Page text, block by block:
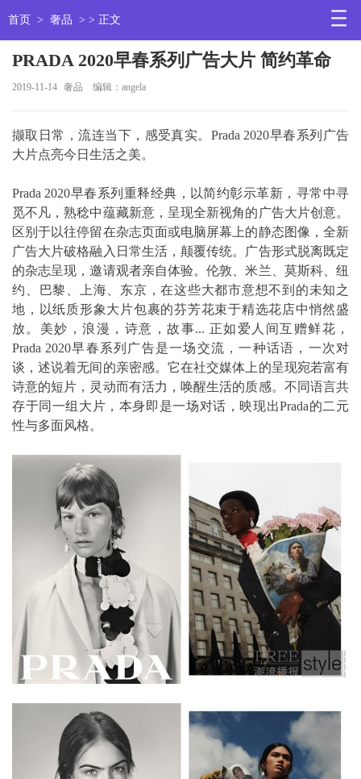
首页 > 奢品 > > 正文
PRADA 2020早春系列广告大片 简约革命
2019-11-14 奢品 编辑：angela
撷取日常，流连当下，感受真实。Prada 2020早春系列广告
大片点亮今日生活之美。
Prada 2020早春系列重释经典，以简约彰示革新，寻常中寻
觅不凡，熟稔中蕴藏新意，呈现全新视角的广告大片创意。
区别于以往停留在杂志页面或电脑屏幕上的静态图像，全新
广告大片破格融入日常生活，颠覆传统。广告形式脱离既定
的杂志呈现，邀请观者亲自体验。伦敦、米兰、莫斯科、纽
约、巴黎、上海、东京，在这些大都市意想不到的未知之
地，以纸质形象大片包裹的芬芳花束于精选花店中悄然盛
放。美妙，浪漫，诗意，故事... 正如爱人间互赠鲜花，
Prada 2020早春系列广告是一场交流，一种话语，一次对
谈，述说着无间的亲密感。它在社交媒体上的呈现宛若富有
诗意的短片，灵动而有活力，唤醒生活的质感。不同语言共
存于同一组大片，本身即是一场对话，映现出Prada的二元
性与多面风格。